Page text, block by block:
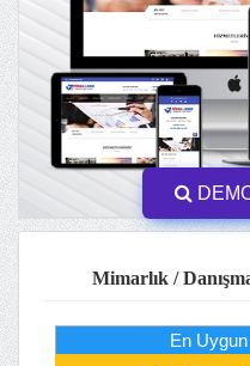
Mimarlık /
En